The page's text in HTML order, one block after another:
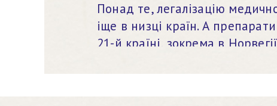
Понад те, легалізацію
іще в низці країн. А
21-й країні, зокрема в